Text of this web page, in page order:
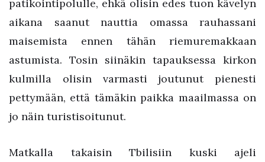
patikointipolulle, ehkä olisin edes tuon kävelyn
aikana saanut nauttia omassa rauhassani
maisemista ennen tähän riemuremakkaan
astumista. Tosin siinäkin tapauksessa kirkon
kulmilla olisin varmasti joutunut pienesti
pettymään, että tämäkin paikka maailmassa on
jo näin turistisoitunut.
Matkalla takaisin Tbilisiin kuski ajeli